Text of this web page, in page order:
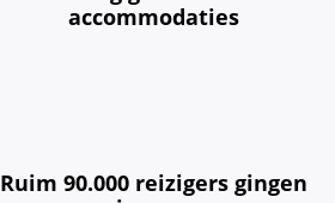
accommodaties
Ruim 90.000 reizigers gingen